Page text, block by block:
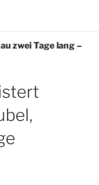
zwei Tage lang –